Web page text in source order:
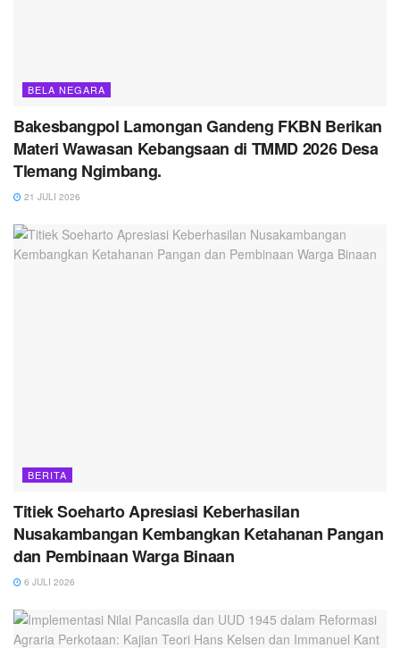
BELA NEGARA
Bakesbangpol Lamongan Gandeng FKBN Berikan
Materi Wawasan Kebangsaan di TMMD 2026 Desa
Tlemang Ngimbang.
21 JULI 2026
BERITA
Titiek Soeharto Apresiasi Keberhasilan
Nusakambangan Kembangkan Ketahanan Pangan
dan Pembinaan Warga Binaan
6 JULI 2026